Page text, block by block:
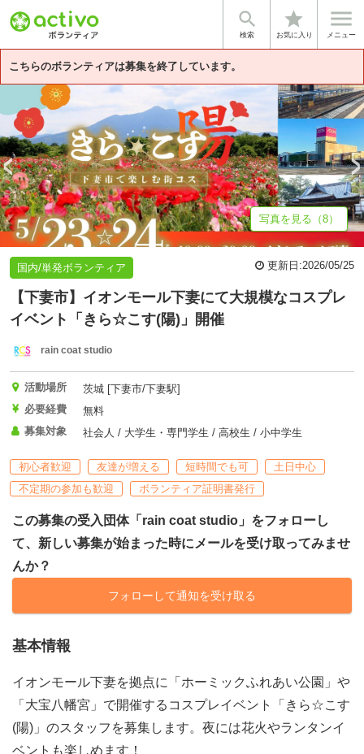

検索
star
お気に入り

メニュー
こちらのボランティアは募集を終了しています。
基本情報 募集詳細 団体情報
写真を見る（8）
国内/単発ボランティア 更新日:2026/05/25
【下妻市】イオンモール下妻にて大規模なコスプレ
イベント「きら☆こす(陽)」開催
rain coat studio
活動場所
茨城 [下妻市/下妻駅]
必要経費
無料
募集対象
社会人 / 大学生・専門学生 / 高校生 / 小中学生
初心者歓迎 友達が増える 短時間でも可
土日中心
不定期の参加も歓迎
ボランティア証明書発行
この募集の受入団体「rain coat studio」をフォローし
て、新しい募集が始まった時にメールを受け取ってみませ
んか？
フォローして通知を受け取る
基本情報
イオンモール下妻を拠点に「ホーミックふれあい公園」や
「大宝八幡宮」で開催するコスプレイベント「きら☆こす
(陽)」のスタッフを募集します。夜には花火やランタンイ
ベントも楽しめます！